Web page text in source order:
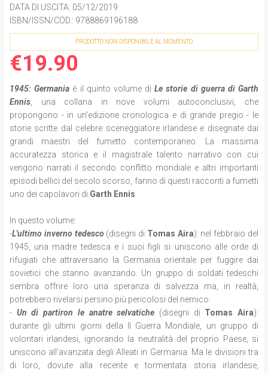
DATA DI USCITA: 05/12/2019
ISBN/ISSN/COD.: 9788869196188
PRODOTTO NON DISPONIBILE AL MOMENTO
€19.90
1945: Germania è il quinto volume diLe storie di guerra di Garth
Ennis , una collana in nove volumi autoconclusivi, che
propongono - in un'edizione cronologica e di grande pregio - le
storie scritte dal celebre sceneggiatore irlandese e disegnate dai
grandi maestri del fumetto contemporaneo. La massima
accuratezza storica e il magistrale talento narrativo con cui
vengono narrati il secondo conflitto mondiale e altri importanti
episodi bellici del secolo scorso, fanno di questi racconti a fumetti
uno dei capolavori di Garth Ennis
In questo volume:
-L'ultimo inverno tedesco (disegni di Tomas Aira): nel febbraio del
1945, una madre tedesca e i suoi figli si uniscono alle orde di
rifugiati che attraversano la Germania orientale per fuggire dai
sovietici che stanno avanzando. Un gruppo di soldati tedeschi
sembra offrire loro una speranza di salvezza ma, in realtà,
potrebbero rivelarsi persino più pericolosi del nemico.
- Un dì partiron le anatre selvatiche (disegni di Tomas Aira):
durante gli ultimi giorni della II Guerra Mondiale, un gruppo di
volontari irlandesi, ignorando la neutralità del proprio Paese, si
uniscono all’avanzata degli Alleati in Germania. Ma le divisioni tra
di loro, dovute alla recente e tormentata storia irlandese,